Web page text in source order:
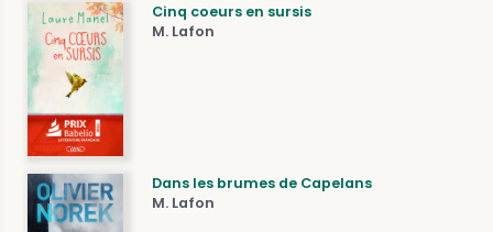
Cinq coeurs en sursis
M. Lafon
Dans les brumes de Capelans
M. Lafon